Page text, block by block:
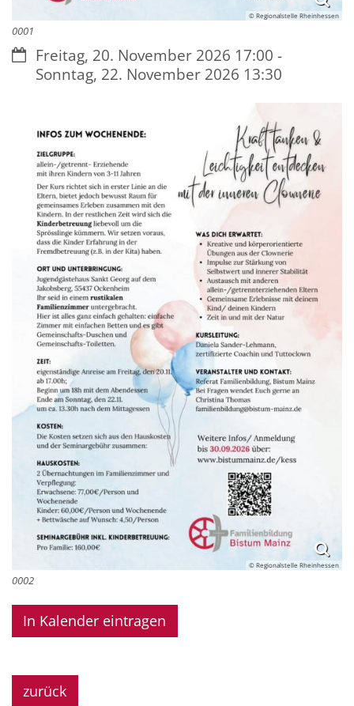
© Regionalstelle Rheinhessen
0001
Datum:Freitag, 20. November 2026 17:00 -
Sonntag, 22. November 2026 13:30
© Regionalstelle Rheinhessen
0002
In Kalender eintragen
zurück